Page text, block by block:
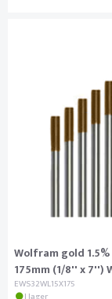
Wolfram gold 1.5%
175mm (1/8'' x 7'')
EWS32WL15X175